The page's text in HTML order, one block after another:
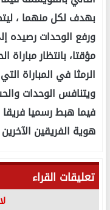
بهدف لكل منهما ،
الرمثا في المباراة
ويتنافس الوحدات
فيما هبط رسميا فريقا
هوية الفريقين
تعليقات القراء